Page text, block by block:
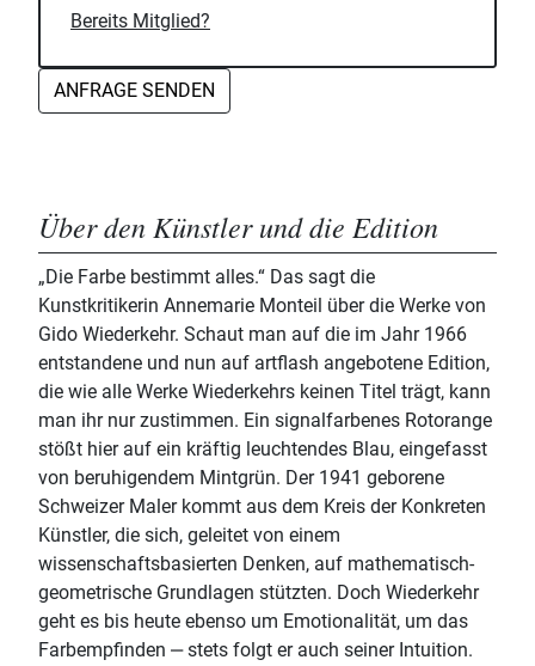
Bereits Mitglied?
ANFRAGE SENDEN
Über den Künstler und die Edition
„Die Farbe bestimmt alles.“ Das sagt die
Kunstkritikerin Annemarie Monteil über die Werke von
Gido Wiederkehr. Schaut man auf die im Jahr 1966
entstandene und nun auf artflash angebotene Edition,
die wie alle Werke Wiederkehrs keinen Titel trägt, kann
man ihr nur zustimmen. Ein signalfarbenes Rotorange
stößt hier auf ein kräftig leuchtendes Blau, eingefasst
von beruhigendem Mintgrün. Der 1941 geborene
Schweizer Maler kommt aus dem Kreis der Konkreten
Künstler, die sich, geleitet von einem
wissenschaftsbasierten Denken, auf mathematisch-
geometrische Grundlagen stützten. Doch Wiederkehr
geht es bis heute ebenso um Emotionalität, um das
Farbempfinden ‒ stets folgt er auch seiner Intuition.